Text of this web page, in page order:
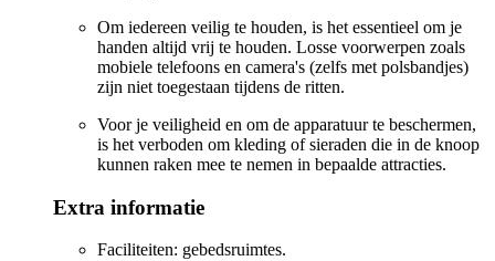
Om iedereen veilig te houden, is het essentieel om je
handen altijd vrij te houden. Losse voorwerpen zoals
mobiele telefoons en camera's (zelfs met polsbandjes)
zijn niet toegestaan tijdens de ritten.
Voor je veiligheid en om de apparatuur te beschermen,
is het verboden om kleding of sieraden die in de knoop
kunnen raken mee te nemen in bepaalde attracties.
Extra informatie
Faciliteiten: gebedsruimtes.